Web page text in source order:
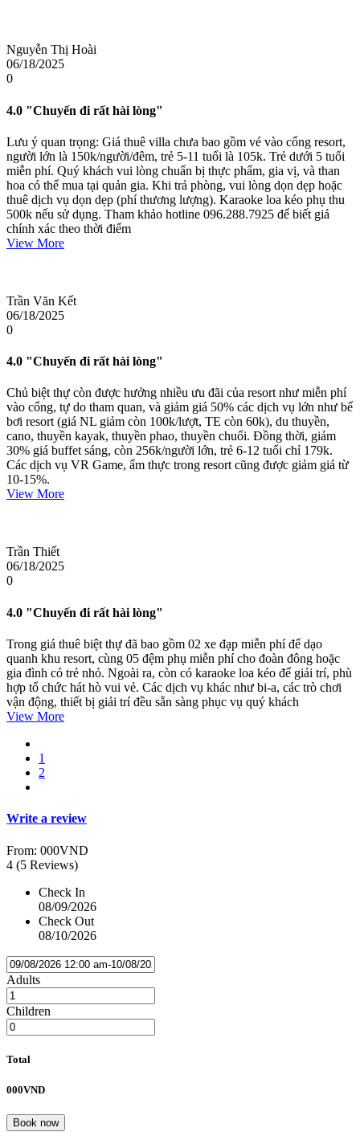
Nguyễn Thị Hoài
06/18/2025
0
4.0 "Chuyến đi rất hài lòng"
Lưu ý quan trọng: Giá thuê villa chưa bao gồm vé vào cổng resort,
người lớn là 150k/người/đêm, trẻ 5-11 tuổi là 105k. Trẻ dưới 5 tuổi
miễn phí. Quý khách vui lòng chuẩn bị thực phẩm, gia vị, và than
hoa có thể mua tại quản gia. Khi trả phòng, vui lòng dọn dẹp hoặc
thuê dịch vụ dọn dẹp (phí thương lượng). Karaoke loa kéo phụ thu
500k nếu sử dụng. Tham khảo hotline 096.288.7925 để biết giá
chính xác theo thời điểm
View More
Trần Văn Kết
06/18/2025
0
4.0 "Chuyến đi rất hài lòng"
Chủ biệt thự còn được hưởng nhiều ưu đãi của resort như miễn phí
vào cổng, tự do tham quan, và giảm giá 50% các dịch vụ lớn như bể
bơi resort (giá NL giảm còn 100k/lượt, TE còn 60k), du thuyền,
cano, thuyền kayak, thuyền phao, thuyền chuối. Đồng thời, giảm
30% giá buffet sáng, còn 256k/người lớn, trẻ 6-12 tuổi chỉ 179k.
Các dịch vụ VR Game, ẩm thực trong resort cũng được giảm giá từ
10-15%.
View More
Trần Thiết
06/18/2025
0
4.0 "Chuyến đi rất hài lòng"
Trong giá thuê biệt thự đã bao gồm 02 xe đạp miễn phí để dạo
quanh khu resort, cùng 05 đệm phụ miễn phí cho đoàn đông hoặc
gia đình có trẻ nhỏ. Ngoài ra, còn có karaoke loa kéo để giải trí, phù
hợp tổ chức hát hò vui vẻ. Các dịch vụ khác như bi-a, các trò chơi
vận động, thiết bị giải trí đều sẵn sàng phục vụ quý khách
View More
1
2
Write a review
From: 000VND
4 (5 Reviews)
Check In
08/09/2026
Check Out
08/10/2026
Adults
Children
Total
000VND
Book now